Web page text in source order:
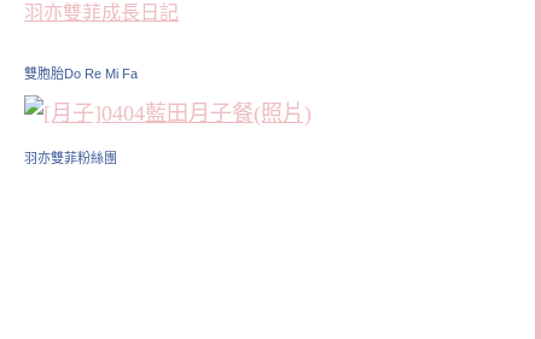
羽亦雙菲成長日記
雙胞胎Do Re Mi Fa
羽亦雙菲粉絲團